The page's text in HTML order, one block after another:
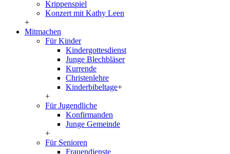
Krippenspiel
Konzert mit Kathy Leen
+
Mitmachen
Für Kinder
Kindergottesdienst
Junge Blechbläser
Kurrende
Christenlehre
Kinderbibeltage+
+
Für Jugendliche
Konfirmanden
Junge Gemeinde
+
Für Senioren
Frauendienste